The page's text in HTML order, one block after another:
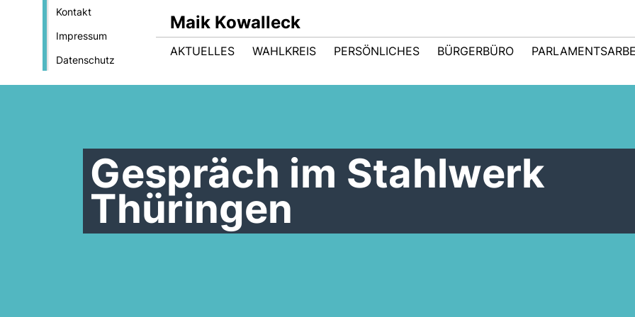
Kontakt
Impressum
Datenschutz
Maik Kowalleck
AKTUELLES WAHLKREIS PERSÖNLICHES BÜRGERBÜRO
Gespräch im Stahlwerk
Thüringen